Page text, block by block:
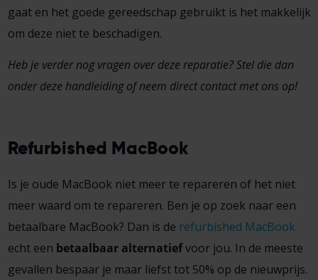
gaat en het goede gereedschap gebruikt is het makkelijk
om deze niet te beschadigen.
Heb je verder nog vragen over deze reparatie? Stel die dan
onder deze handleiding of neem direct contact met ons op!
Refurbished MacBook
Is je oude MacBook niet meer te repareren of het niet
meer waard om te repareren. Ben je op zoek naar een
betaalbare MacBook? Dan is de refurbished MacBook
echt een betaalbaar alternatiefvoor jou. In de meeste
gevallen bespaar je maar liefst tot 50% op de nieuwprijs.